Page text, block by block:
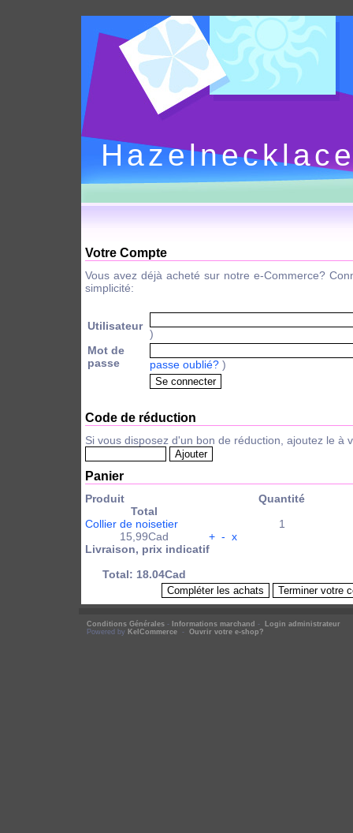
Votre Compte
Vous avez déjà acheté sur notre e-Commerce?
simplicité:
Utilisateur
)
Mot de
passe
passe oublié?)
Code de réduction
Si vous disposez d'un bon de réduction, ajoutez le à
Panier
Produit
Quantité
Total
Collier de noisetier
1
15,99Cad
+ - x
Livraison, prix indicatif
Total: 18.04Cad
Conditions Générales - Informations marchand -
Login administrateur
Powered by KelCommerce - Ouvrir votre e-shop?